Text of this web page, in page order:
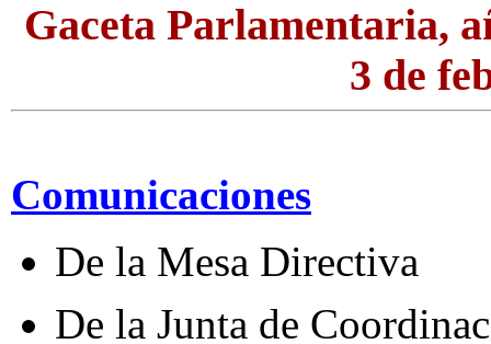
Gaceta Parlamentaria,
3 de
Comunicaciones
De la Mesa Directiva
De la Junta de